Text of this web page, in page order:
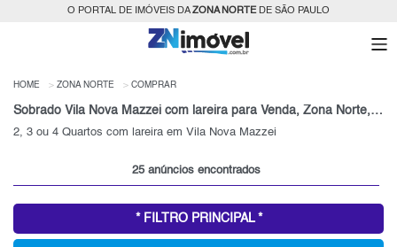
O PORTAL DE IMÓVEIS DAZONA NORTEDE SÃO PAULO
HOME ZONA NORTE COMPRAR
Sobrado Vila Nova Mazzei com lareira para Venda, Zona Norte, SP
2, 3 ou 4 Quartos com lareira em Vila Nova Mazzei
25 anúncios encontrados
* FILTRO PRINCIPAL *